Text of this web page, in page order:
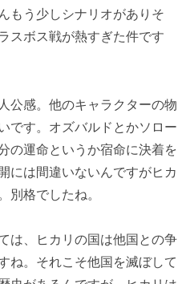
もう少しシナリオがありそ
スボス戦が熱すぎた件です
公感。他のキャラクターの物
です。オズバルドとかソロー
の運命というか宿命に決着を
には間違いないんですがヒカ
別格でしたね。
は、ヒカリの国は他国との争
ね。それこそ他国を滅ぼして